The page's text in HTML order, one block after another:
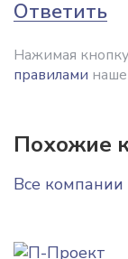
Ответить
Нажимая
правилами
Похожие
Все компании